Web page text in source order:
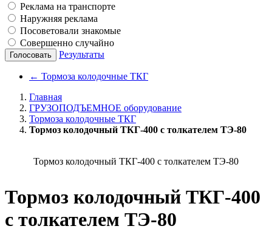
Реклама на транспорте
Наружняя реклама
Посоветовали знакомые
Совершенно случайно
Голосовать Результаты
← Тормоза колодочные ТКГ
Главная
ГРУЗОПОДЪЕМНОЕ оборудование
Тормоза колодочные ТКГ
Тормоз колодочный ТКГ-400 с толкателем ТЭ-80
Тормоз колодочный ТКГ-400 с толкателем ТЭ-80
Тормоз колодочный ТКГ-400
с толкателем ТЭ-80